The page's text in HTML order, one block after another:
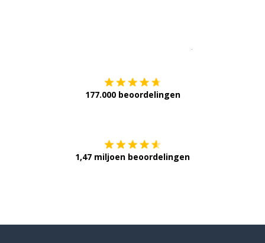
177.000 beoordelingen
1,47 miljoen beoordelingen